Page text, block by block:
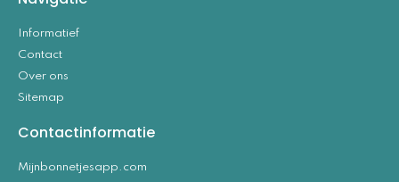
Informatief
Contact
Over ons
Sitemap
Contactinformatie
Mijnbonnetjesapp.com